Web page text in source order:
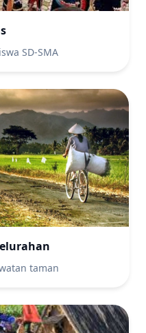
SD-SMA
taman